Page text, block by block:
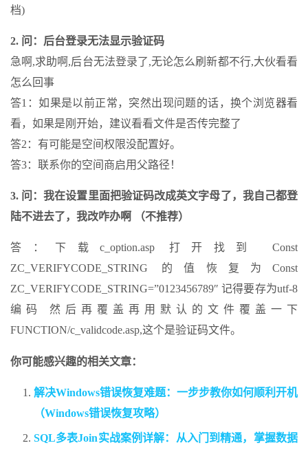
档)
2. 问：后台登录无法显示验证码
急啊,求助啊,后台无法登录了,无论怎么刷新都不行,大伙看看
怎么回事
答1：如果是以前正常，突然出现问题的话，换个浏览器看
看，如果是刚开始，建议看看文件是否传完整了
答2：有可能是空间权限没配置好。
答3：联系你的空间商启用父路径！
3. 问：我在设置里面把验证码改成英文字母了，我自己都登
陆不进去了，我改咋办啊 （不推荐）
答：下载c_option.asp 打开找到 Const
ZC_VERIFYCODE_STRING 的值恢复为Const
ZC_VERIFYCODE_STRING=”0123456789″ 记得要存为utf-8
编码 然后再覆盖再用默认的文件覆盖一下
FUNCTION/c_validcode.asp,这个是验证码文件。
你可能感兴趣的相关文章：
解决Windows错误恢复难题：一步步教你如何顺利开机
（Windows错误恢复攻略）
SQL多表Join实战案例详解：从入门到精通，掌握数据